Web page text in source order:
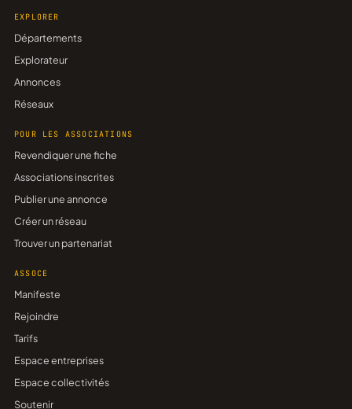
EXPLORER
Départements
Explorateur
Annonces
Réseaux
POUR LES ASSOCIATIONS
Revendiquer une fiche
Associations inscrites
Publier une annonce
Créer un réseau
Trouver un partenariat
ASSOCE
Manifeste
Rejoindre
Tarifs
Espace entreprises
Espace collectivités
Soutenir